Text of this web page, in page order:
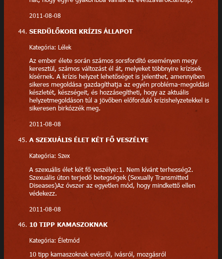
2011-08-08
SERDÜLŐKORI KRÍZIS ÁLLAPOT
Kategória: Lélek
Az ember élete során számos sorsfordító eseményen megy
keresztül, számos változást él át, melyeket többnyire krízisek
kísérnek. A krízis helyzet lehetőséget is jelenthet, amennyiben
sikeres megoldása gazdagíthatja az egyén probléma-megoldási
készletét, készségeit, és hozzásegítheti, hogy az aktuális
helyzetmegoldáson túl a jövőben előforduló krízishelyzetekkel is
sikeresen birkózzék meg.
2011-08-08
A SZEXUÁLIS ÉLET KÉT FŐ VESZÉLYE
Kategória: Szex
A szexuális élet két fő veszélye:1. Nem kívánt terhesség2.
Szexuális úton terjedő betegségek (Sexually Transmitted
Diseases)Az óvszer az egyetlen mód, hogy mindkettő ellen
védekezz.
2011-08-08
10 TIPP KAMASZOKNAK
Kategória: Életmód
10 tipp kamaszoknak evésről, ivásról, mozgásról